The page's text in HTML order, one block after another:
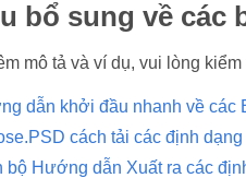
bổ sung về các
mô tả và ví dụ, vui lòng kiểm
dẫn khởi đầu nhanh về các
cách tải các định
bộ Hướng dẫn Xuất ra các